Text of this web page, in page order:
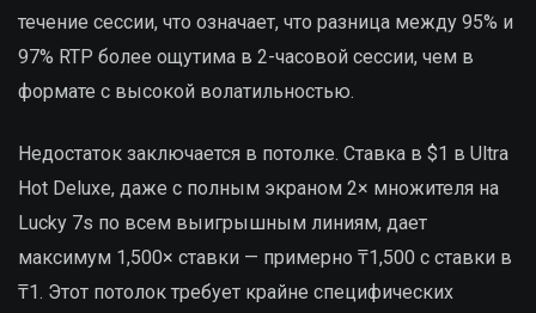
течение сессии, что означает, что разница между 95% и
97% RTP более ощутима в 2-часовой сессии, чем в
формате с высокой волатильностью.
Недостаток заключается в потолке. Ставка в $1 в Ultra
Hot Deluxe, даже с полным экраном 2× множителя на
Lucky 7s по всем выигрышным линиям, дает
максимум 1,500× ставки — примерно ₸1,500 с ставки в
₸1. Этот потолок требует крайне специфических